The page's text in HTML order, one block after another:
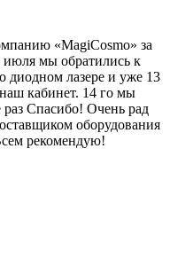
«MagiCosmo» за
июля мы обратились к
диодном лазере и уже 13
кабинет. 14 го мы
Спасибо! Очень рад
оборудования
рекомендую!